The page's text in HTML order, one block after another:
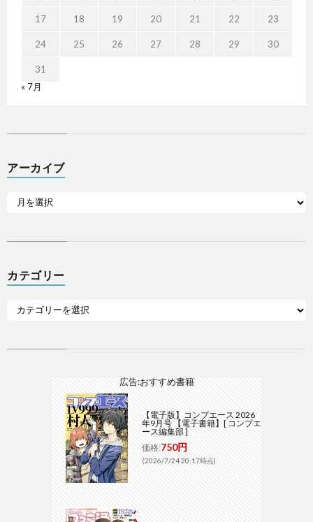
17 18 19 20 21 22 23
24 25 26 27 28 29 30
31
« 7月
アーカイブ
カテゴリー
広告:おすすめ書籍
【電子版】コンプエース 2026
年9月号 【電子書籍】[ コンプエ
ース編集部 ]
価格:750円
(2026/7/24 20:17時点)